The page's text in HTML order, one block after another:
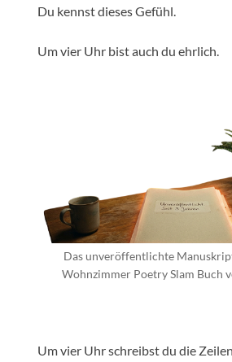
Du kennst dieses Gefühl.
Um vier Uhr bist auch du ehrlich.
Das unveröffentlichte
Wohnzimmer Poetry Slam Buch
Um vier Uhr schreibst du die